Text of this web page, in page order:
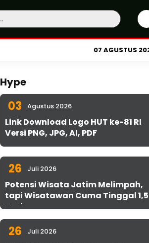
07 AGUSTUS
Hype
03 Agustus 2026
Link Download Logo HUT ke-81 RI
Versi PNG, JPG, AI, PDF
26 Juli 2026
Potensi Wisata Jatim Melimpah,
tapi Wisatawan Cuma Tinggal 1,5
Hari
26 Juli 2026